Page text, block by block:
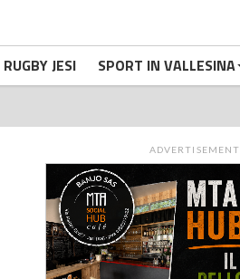
RUGBY JESI SPORT IN VALLESINA
ADVERTISEMENT